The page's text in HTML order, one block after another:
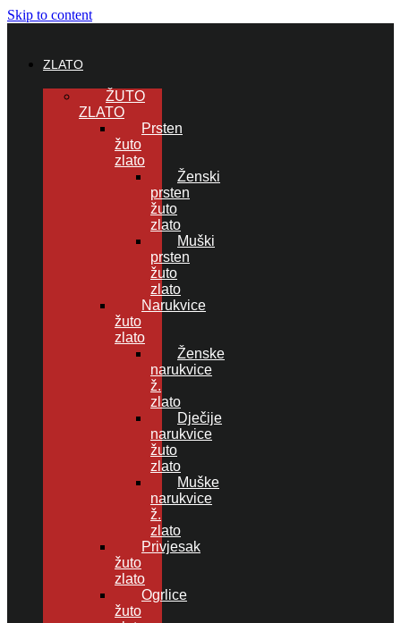
Skip to content
ZLATO
ŽUTO
ZLATO
Prsten
žuto
zlato
Ženski
prsten
žuto
zlato
Muški
prsten
žuto
zlato
Narukvice
žuto
zlato
Ženske
narukvice
ž.
zlato
Dječije
narukvice
žuto
zlato
Muške
narukvice
ž.
zlato
Privjesak
žuto
zlato
Ogrlice
žuto